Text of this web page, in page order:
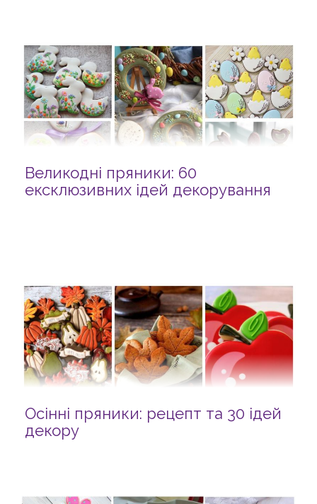
Великодні пряники: 60
ексклюзивних ідей декорування
Осінні пряники: рецепт та 30 ідей
декору